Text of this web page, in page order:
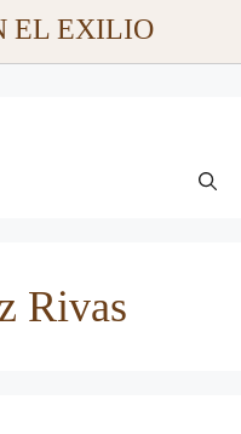
EL EXILIO
Rivas